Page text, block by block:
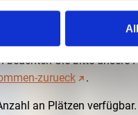
"Who's Next?
beachten Sie bitte
zurueck
.
an Plätzen